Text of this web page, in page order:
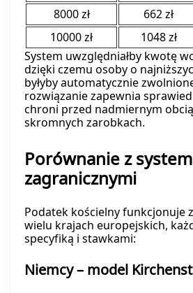
8000 zł
662 zł
10000 zł
1048 zł
System uwzględniałby kwotę
dzięki czemu osoby o
byłyby automatycznie
rozwiązanie zapewnia
chroni przed nadmiernym
skromnych zarobkach.
Porównanie z
zagranicznymi
Podatek kościelny funkcjonuje
wielu krajach europejskich,
specyfiką i stawkami:
Niemcy – model